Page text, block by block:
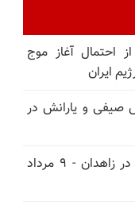
احتمال آغاز موج
ایران
صیفی و یارانش در
فعالیت‌های جوانان شورشگر در زاهدان - ۹ مرداد